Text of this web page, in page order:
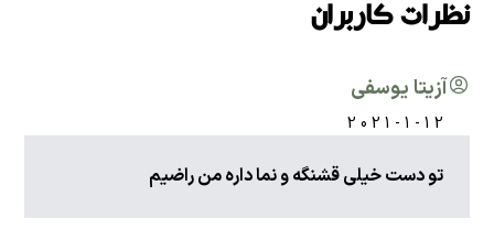
نظرات کاربران
آزیتا یوسفی
2021-1-12
تو دست خیلی قشنگه و نما داره من راضیم